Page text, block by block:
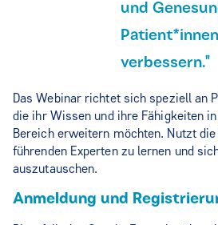
und
verbessern."
Das Webinar richtet sich speziell an
die ihr Wissen und ihre Fähigkeiten
Bereich erweitern möchten. Nutzt die
führenden Experten zu lernen und
auszutauschen.
Anmeldung und